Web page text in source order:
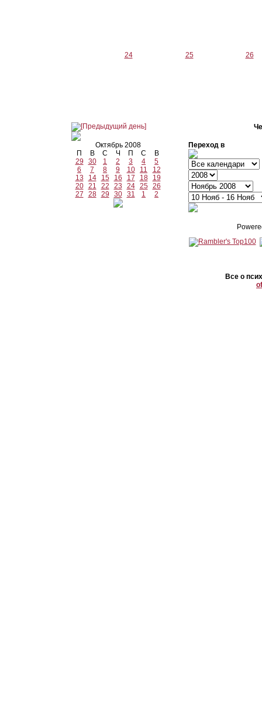
24 25 26
Октябрь 2008
П
В С Ч П С
В
29
30 1 2 3 4
5
6
7 8 9 10 11
12
13
14 15 16 17 18
19
20
21 22 23 24 25
26
27
28 29 30 31 1 2
Переход в
Все о